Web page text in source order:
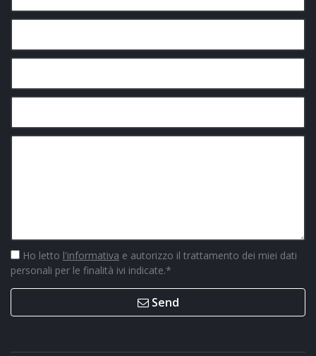
Ho letto l'informativa e autorizzo il trattamento dei miei dati
personali per le finalità ivi indicate.*
Send